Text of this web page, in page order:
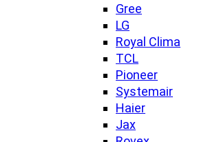
Gree
LG
Royal Clima
TCL
Pioneer
Systemair
Haier
Jax